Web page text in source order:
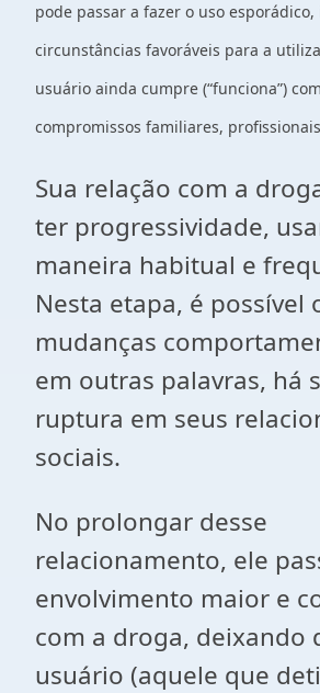
pode passar a fazer o uso
circunstâncias favoráveis para a
usuário ainda cumpre (“funciona”)
compromissos familiares,
Sua relação com a
ter progressividade,
maneira habitual e
Nesta etapa, é possível
mudanças
em outras palavras, há
ruptura em seus
sociais.
No prolongar desse
relacionamento, ele
envolvimento maior e
com a droga, deixando
usuário (aquele que